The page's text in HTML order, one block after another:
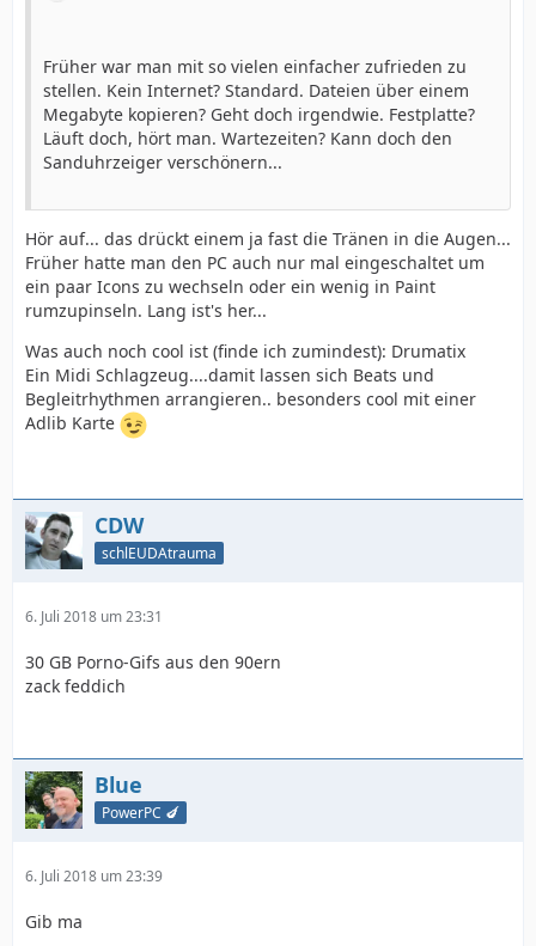
Früher war man mit so vielen einfacher zufrieden zu
stellen. Kein Internet? Standard. Dateien über einem
Megabyte kopieren? Geht doch irgendwie. Festplatte?
Läuft doch, hört man. Wartezeiten? Kann doch den
Sanduhrzeiger verschönern...
Hör auf... das drückt einem ja fast die Tränen in die Augen...
Früher hatte man den PC auch nur mal eingeschaltet um
ein paar Icons zu wechseln oder ein wenig in Paint
rumzupinseln. Lang ist's her...
Was auch noch cool ist (finde ich zumindest): Drumatix
Ein Midi Schlagzeug....damit lassen sich Beats und
Begleitrhythmen arrangieren.. besonders cool mit einer
Adlib Karte
CDW
schlEUDAtrauma
6. Juli 2018 um 23:31
30 GB Porno-Gifs aus den 90ern
zack feddich
Blue
PowerPC 🍆
6. Juli 2018 um 23:39
Gib ma